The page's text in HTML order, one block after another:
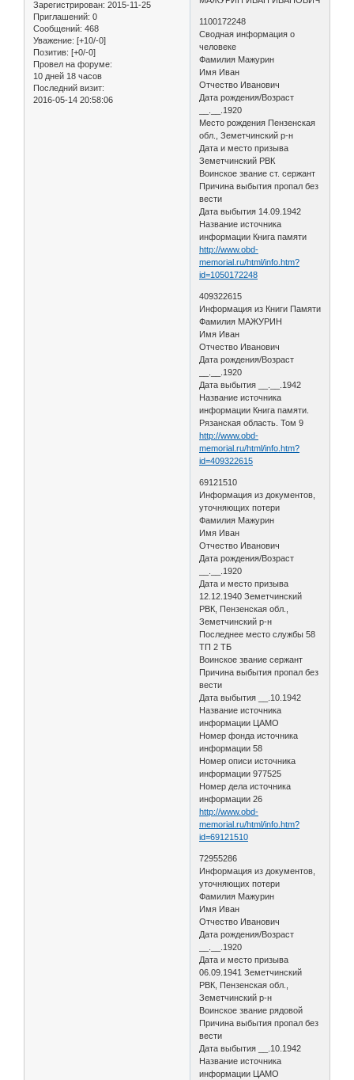
Зарегистрирован: 2015-11-25
Приглашений: 0
Сообщений: 468
Уважение: [+10/-0]
Позитив: [+0/-0]
Провел на форуме:
10 дней 18 часов
Последний визит:
2016-05-14 20:58:06
1100172248
Сводная информация о
человеке
Фамилия Мажурин
Имя Иван
Отчество Иванович
Дата рождения/Возраст
__.__.1920
Место рождения Пензенская
обл., Земетчинский р-н
Дата и место призыва
Земетчинский РВК
Воинское звание ст. сержант
Причина выбытия пропал без
вести
Дата выбытия 14.09.1942
Название источника
информации Книга памяти
http://www.obd-
memorial.ru/html/info.htm?
id=1050172248
409322615
Информация из Книги Памяти
Фамилия МАЖУРИН
Имя Иван
Отчество Иванович
Дата рождения/Возраст
__.__.1920
Дата выбытия __.__.1942
Название источника
информации Книга памяти.
Рязанская область. Том 9
http://www.obd-
memorial.ru/html/info.htm?
id=409322615
69121510
Информация из документов,
уточняющих потери
Фамилия Мажурин
Имя Иван
Отчество Иванович
Дата рождения/Возраст
__.__.1920
Дата и место призыва
12.12.1940 Земетчинский
РВК, Пензенская обл.,
Земетчинский р-н
Последнее место службы 58
ТП 2 ТБ
Воинское звание сержант
Причина выбытия пропал без
вести
Дата выбытия __.10.1942
Название источника
информации ЦАМО
Номер фонда источника
информации 58
Номер описи источника
информации 977525
Номер дела источника
информации 26
http://www.obd-
memorial.ru/html/info.htm?
id=69121510
72955286
Информация из документов,
уточняющих потери
Фамилия Мажурин
Имя Иван
Отчество Иванович
Дата рождения/Возраст
__.__.1920
Дата и место призыва
06.09.1941 Земетчинский
РВК, Пензенская обл.,
Земетчинский р-н
Воинское звание рядовой
Причина выбытия пропал без
вести
Дата выбытия __.10.1942
Название источника
информации ЦАМО